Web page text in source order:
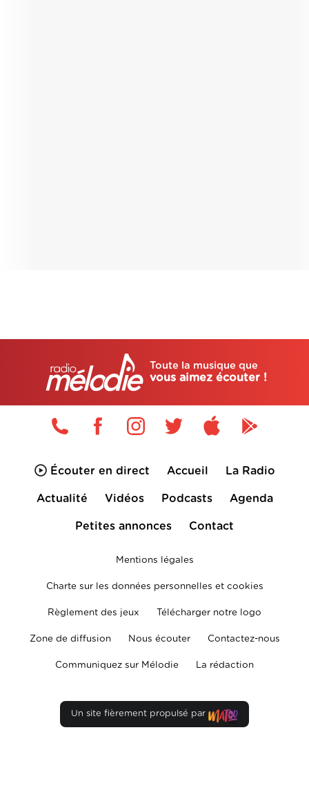
Toute la musique que
vous aimez écouter !
Écouter en direct Accueil La Radio
Actualité Vidéos Podcasts Agenda
Petites annonces Contact
Mentions légales
Charte sur les données personnelles et cookies
Règlement des jeux Télécharger notre logo
Zone de diffusion Nous écouter Contactez-nous
Communiquez sur Mélodie La rédaction
Un site fièrement propulsé par